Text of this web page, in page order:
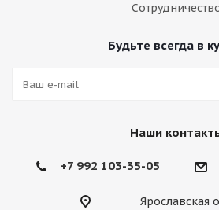
Будьте всегда в
Наши
+7 992 103-35-05
Ярославская